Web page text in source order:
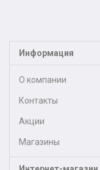
Информация
О компании
Контакты
Акции
Магазины